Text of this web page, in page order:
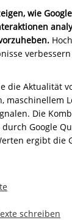
wie
verbessern
die Aktualität
maschinellem
Die
Google
ergibt die
schreiben